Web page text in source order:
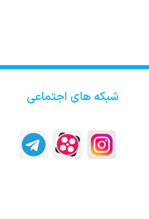
شبکه های اجتماعی